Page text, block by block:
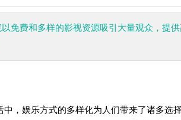
免费和多样的影视资源吸引大量观众，提
中，娱乐方式的多样化为人们带来了诸多选